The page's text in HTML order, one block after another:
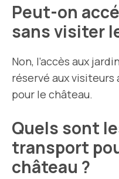
Peut-on
sans visiter
Non, l’accès aux
réservé aux
pour le château.
Quels sont
transport
château ?